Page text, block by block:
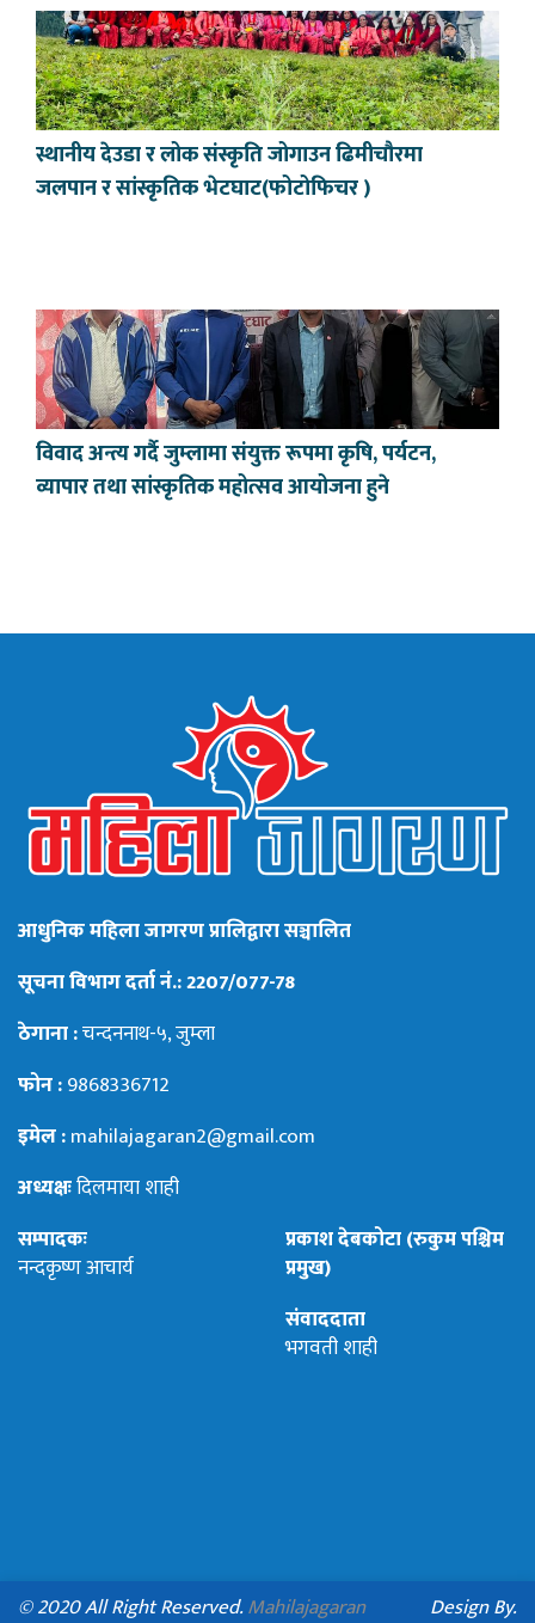
स्थानीय देउडा र लोक संस्कृति जोगाउन ढिमीचौरमा
जलपान र सांस्कृतिक भेटघाट(फोटोफिचर )
विवाद अन्त्य गर्दै जुम्लामा संयुक्त रूपमा कृषि, पर्यटन,
व्यापार तथा सांस्कृतिक महोत्सव आयोजना हुने
आधुनिक महिला जागरण प्रालिद्वारा सञ्चालित
सूचना विभाग दर्ता नं.: 2207/077-78
ठेगाना :चन्दननाथ-५, जुम्ला
फोन :9868336712
इमेल :mahilajagaran2@gmail.com
अध्यक्षःदिलमाया शाही
सम्पादकः
नन्दकृष्ण आचार्य
प्रकाश देबकोटा (रुकुम पश्चिम
प्रमुख)
संवाददाता
भगवती शाही
© 2020 All Right Reserved.Mahilajagaran
Design By.